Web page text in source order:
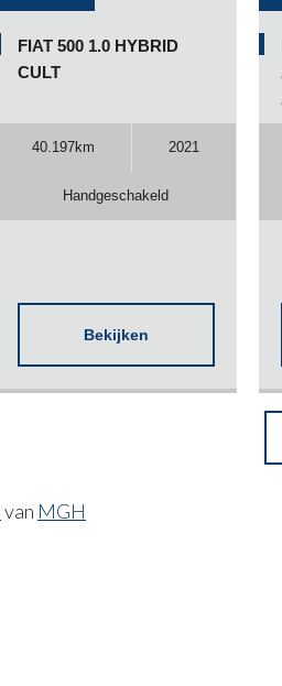
FIAT 500 1.0 HYBRID
CULT
40.197km 2021
Handgeschakeld
Bekijken
van MGH